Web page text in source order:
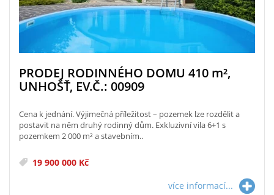
PRODEJ RODINNÉHO DOMU 410 m²,
UNHOŠŤ, EV.Č.: 00909
Cena k jednání. Výjimečná příležitost – pozemek lze rozdělit a
postavit na něm druhý rodinný dům. Exkluzivní vila 6+1 s
pozemkem 2 000 m² a stavebním..
19 900 000 Kč
více informací...